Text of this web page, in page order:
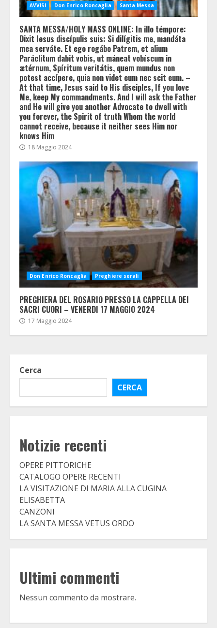
AVVISI Don Enrico Roncaglia Santa Messa
SANTA MESSA/HOLY MASS ONLINE: In illo témpore:
Dixit Iesus discípulis suis: Si dilígitis me, mandáta
mea serváte. Et ego rogábo Patrem, et alium
Paráclitum dabit vobis, ut máneat vobíscum in
ætérnum, Spíritum veritátis, quem mundus non
potest accípere, quia non videt eum nec scit eum. –
At that time, Jesus said to His disciples, If you love
Me, keep My commandments. And I will ask the Father
and He will give you another Advocate to dwell with
you forever, the Spirit of truth Whom the world
cannot receive, because it neither sees Him nor
knows Him
18 Maggio 2024
Don Enrico Roncaglia Preghiere serali
PREGHIERA DEL ROSARIO PRESSO LA CAPPELLA DEI
SACRI CUORI – VENERDI 17 MAGGIO 2024
17 Maggio 2024
Cerca
CERCA
Notizie recenti
OPERE PITTORICHE
CATALOGO OPERE RECENTI
LA VISITAZIONE DI MARIA ALLA CUGINA
ELISABETTA
CANZONI
LA SANTA MESSA VETUS ORDO
Ultimi commenti
Nessun commento da mostrare.